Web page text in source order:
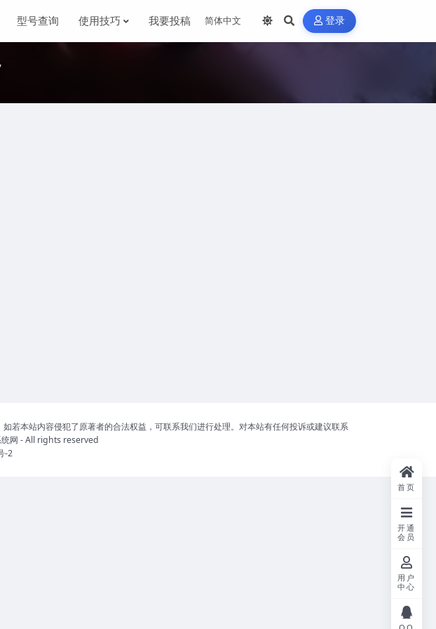
型号查询 使用技巧 我要投稿 登录
若本站内容侵犯了原著者的合法权益，可联系我们进行处理。对本站有任何投诉或建议联系
网 - All rights reserved
-2
首页
开通
会员
用户
中心